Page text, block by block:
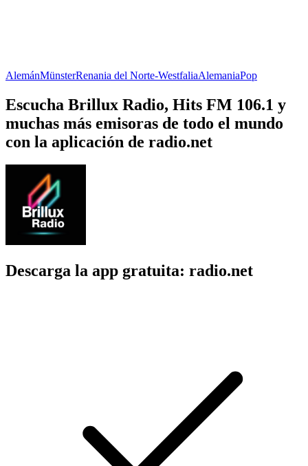
AlemánMünsterRenania del Norte-WestfaliaAlemaniaPop
Escucha Brillux Radio, Hits FM 106.1 y
muchas más emisoras de todo el mundo
con la aplicación de radio.net
Descarga la app gratuita: radio.net